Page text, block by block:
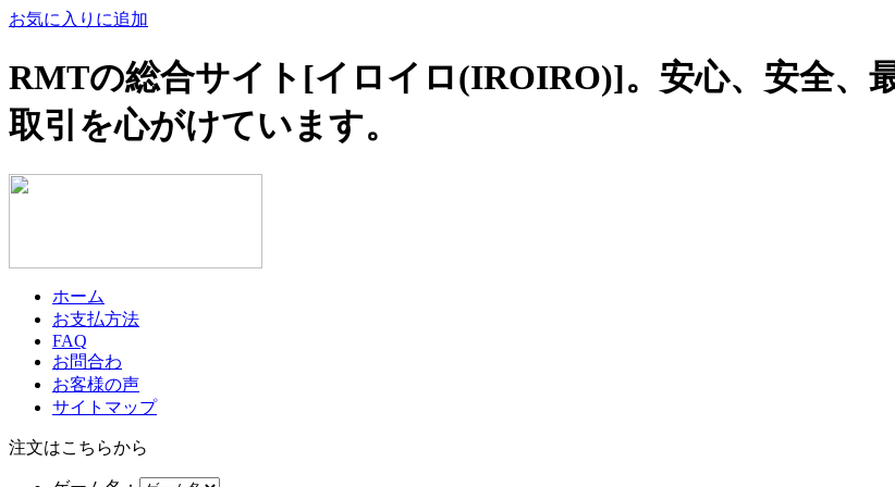
お気に入りに追加
RMTの総合サイト[イロイロ(IROIRO)]。安心、安全、
取引を心がけています。
ホーム
お支払方法
FAQ
お問合わ
お客様の声
サイトマップ
注文はこちらから